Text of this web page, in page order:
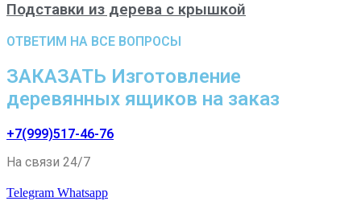
Подставки из дерева с крышкой
ОТВЕТИМ НА ВСЕ ВОПРОСЫ
ЗАКАЗАТЬ Изготовление
деревянных ящиков на заказ
+7(999)517-46-76
На связи 24/7
Telegram Whatsapp